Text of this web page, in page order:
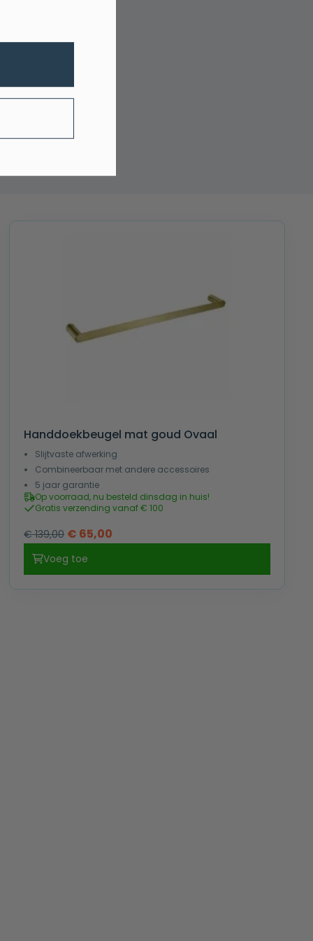
Handdoekbeugel mat goud Ovaal
Slijtvaste afwerking
Combineerbaar met andere accessoires
5 jaar garantie
Op voorraad, nu besteld dinsdag in huis!
Gratis verzending vanaf € 100
€139,00 Oorspronkelijke
was:
€ 139,00.
€ 65,00
€ 65,00.
Voeg toe